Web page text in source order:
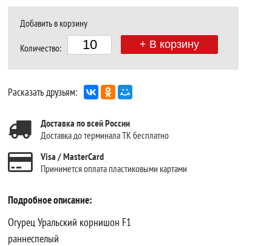
Добавить в корзину
Количество: + В корзину
Расказать друзьям:
Доставка по всей России
Доставка до терминала ТК бесплатно
Visa / MasterCard
Принимется оплата пластиковыми картами
Подробное описание:
Огурец Уральский корнишон F1
раннеспелый